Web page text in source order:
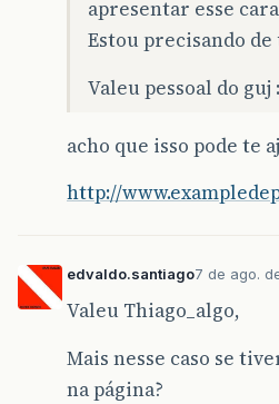
apresentar esse
Estou precisando
Valeu pessoal do guj
acho que isso pode te
http://
edvaldo.santiago7 de ago.
Valeu Thiago_algo,
Mais nesse caso se
na página?